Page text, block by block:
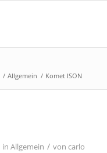
/ Allgemein / Komet ISON
in Allgemein / von carlo